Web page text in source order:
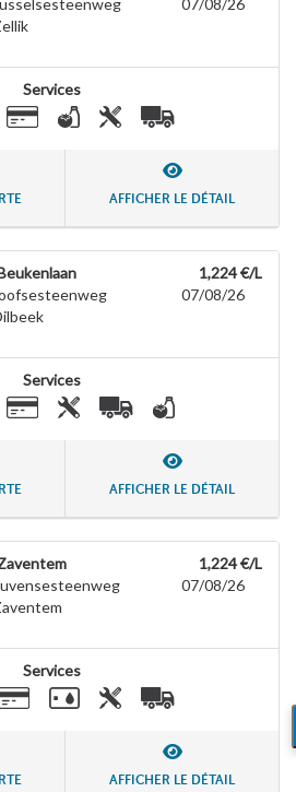
07/08/26
Services
AFFICHER LE DÉTAIL
1,224 €/L
07/08/26
Services
AFFICHER LE DÉTAIL
1,224 €/L
07/08/26
Services
AFFICHER LE DÉTAIL